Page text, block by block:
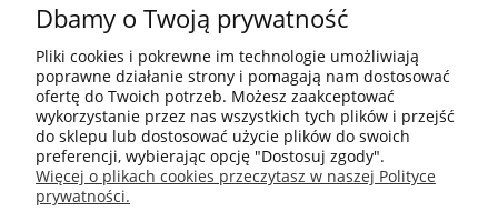
10 KROKÓW KOREAŃSKIEJ PIELĘGANCJI
INFORMACJE
ZAKUPY
Dbamy o Twoją prywatność
Pliki cookies i pokrewne im technologie umożliwiają
poprawne działanie strony i pomagają nam dostosować
ofertę do Twoich potrzeb. Możesz zaakceptować
wykorzystanie przez nas wszystkich tych plików i przejść
do sklepu lub dostosować użycie plików do swoich
preferencji, wybierając opcję "Dostosuj zgody".
Więcej o plikach cookies przeczytasz w naszej Polityce
prywatności.